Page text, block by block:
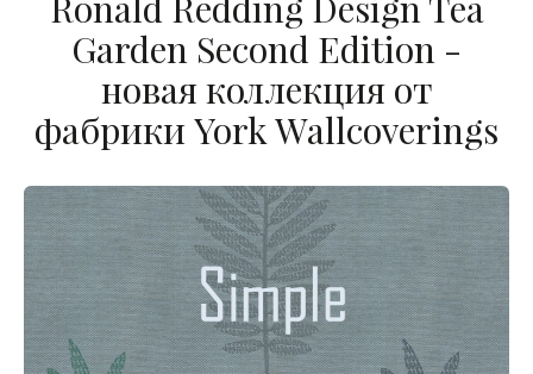
Garden Second Edition -
новая коллекция от
фабрики York Wallcoverings